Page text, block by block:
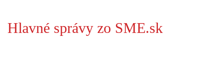
Hlavné správy zo SME.sk